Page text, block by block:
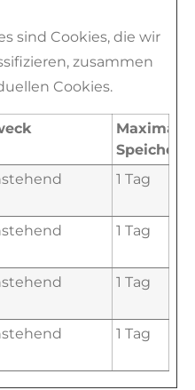
sind Cookies, die wir
zusammen
Cookies.
Maximale
1 Tag
1 Tag
1 Tag
1 Tag